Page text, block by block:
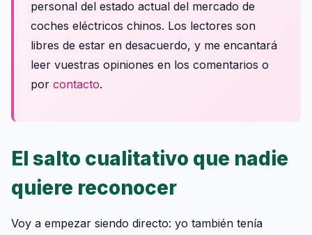
personal del estado actual del mercado de
coches eléctricos chinos. Los lectores son
libres de estar en desacuerdo, y me encantará
leer vuestras opiniones en los comentarios o
por contacto.
El salto cualitativo que nadie
quiere reconocer
Voy a empezar siendo directo: yo también tenía